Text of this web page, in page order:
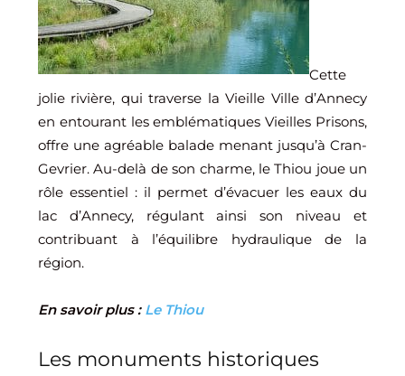
Cette
jolie rivière, qui traverse la Vieille Ville d’Annecy
en entourant les emblématiques Vieilles Prisons,
offre une agréable balade menant jusqu’à Cran-
Gevrier. Au-delà de son charme, le Thiou joue un
rôle essentiel : il permet d’évacuer les eaux du
lac d’Annecy, régulant ainsi son niveau et
contribuant à l’équilibre hydraulique de la
région.
En savoir plus : Le Thiou
Les monuments historiques